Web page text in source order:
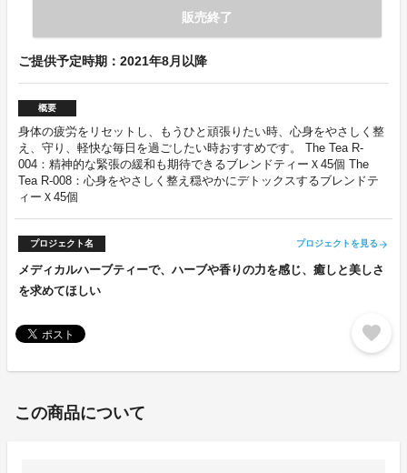
販売終了
ご提供予定時期：2021年8月以降
概要
身体の疲労をリセットし、もうひと頑張りたい時、心身をやさしく整
え、守り、軽快な毎日を過ごしたい時おすすめです。 The Tea R-
004：精神的な緊張の緩和も期待できるブレンドティーＸ45個 The
Tea R-008：心身をやさしく整え穏やかにデトックスするブレンドテ
ィーＸ45個
プロジェクト名 プロジェクトを見る arrow_forward
メディカルハーブティーで、ハーブや香りの力を感じ、癒しと美しさ
を求めてほしい
favorite
この商品について